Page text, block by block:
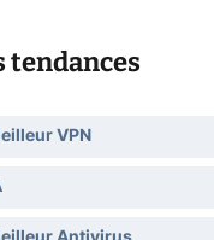
tendances
VPN